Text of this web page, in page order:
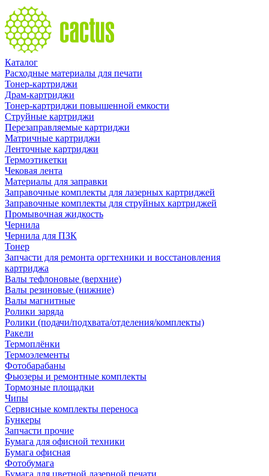
Каталог
Расходные материалы для печати
Тонер-картриджи
Драм-картриджи
Тонер-картриджи повышенной емкости
Струйные картриджи
Перезаправляемые картриджи
Матричные картриджи
Ленточные картриджи
Термоэтикетки
Чековая лента
Материалы для заправки
Заправочные комплекты для лазерных картриджей
Заправочные комплекты для струйных картриджей
Промывочная жидкость
Чернила
Чернила для ПЗК
Тонер
Запчасти для ремонта оргтехники и восстановления
картриджа
Валы тефлоновые (верхние)
Валы резиновые (нижние)
Валы магнитные
Ролики заряда
Ролики (подачи/подхвата/отделения/комплекты)
Ракели
Термоплёнки
Термоэлементы
Фотобарабаны
Фьюзеры и ремонтные комплекты
Тормозные площадки
Чипы
Сервисные комплекты переноса
Бункеры
Запчасти прочие
Бумага для офисной техники
Бумага офисная
Фотобумага
Бумага для цветной лазерной печати